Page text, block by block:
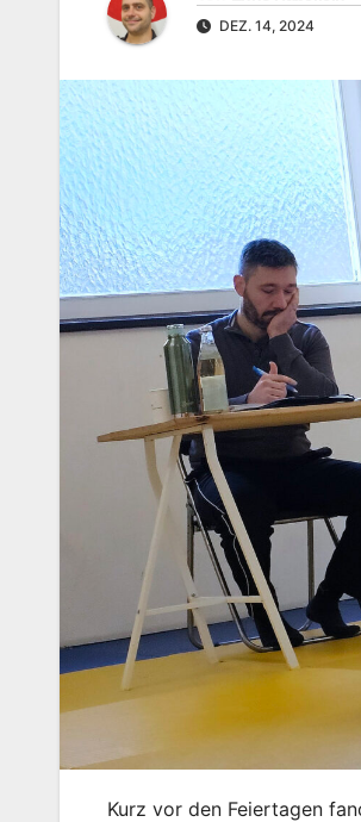
DEZ. 14, 2024
Kurz vor den Feiertagen